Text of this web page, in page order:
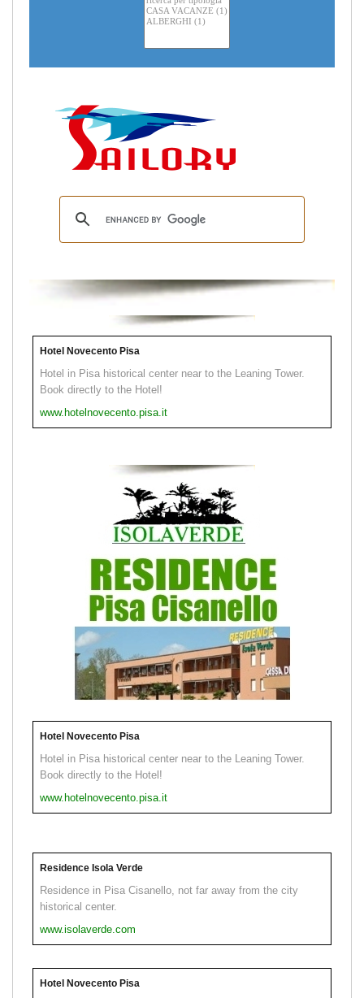
Hotel Novecento Pisa
Hotel in Pisa historical center near to the Leaning Tower.
Book directly to the Hotel!
www.hotelnovecento.pisa.it
Hotel Novecento Pisa
Hotel in Pisa historical center near to the Leaning Tower.
Book directly to the Hotel!
www.hotelnovecento.pisa.it
Residence Isola Verde
Residence in Pisa Cisanello, not far away from the city
historical center.
www.isolaverde.com
Hotel Novecento Pisa